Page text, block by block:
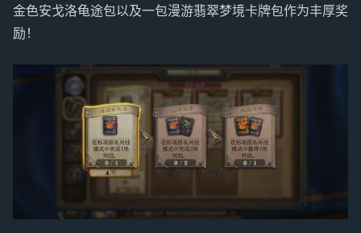
金色安戈洛龟途包以及一包漫游翡翠梦境卡牌包作为丰厚奖
励！